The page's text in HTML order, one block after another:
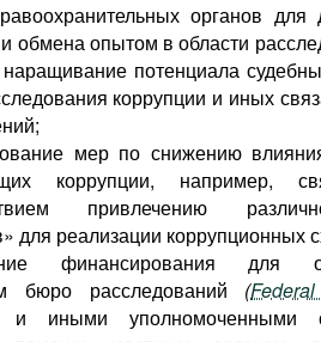
органов для
обмена опытом в области
потенциала
коррупции и иных
мер по снижению
коррупции, например,
привлечению
для реализации коррупционных
финансирования для
бюро расследований (
и иными уполномоченными